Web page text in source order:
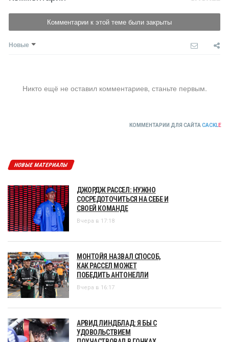
Комментарии к этой теме были закрыты
Новые
Никто ещё не оставил комментариев, станьте первым.
КОММЕНТАРИИ ДЛЯ САЙТА CACKLE
НОВЫЕ МАТЕРИАЛЫ
ДЖОРДЖ РАССЕЛ: НУЖНО
СОСРЕДОТОЧИТЬСЯ НА СЕБЕ И
СВОЕЙ КОМАНДЕ
Вчера в 17:18
МОНТОЙЯ НАЗВАЛ СПОСОБ,
КАК РАССЕЛ МОЖЕТ
ПОБЕДИТЬ АНТОНЕЛЛИ
Вчера в 16:17
АРВИД ЛИНДБЛАД: Я БЫ С
УДОВОЛЬСТВИЕМ